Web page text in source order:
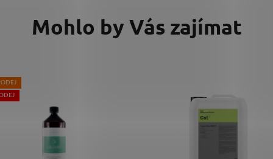
Mohlo by Vás zajímat